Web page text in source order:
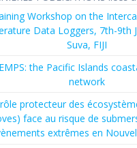
Workshop on the
Data Loggers, 7th-9th
Suva, FIJI
the Pacific Islands
network
protecteur des
face au risque de
extrêmes en